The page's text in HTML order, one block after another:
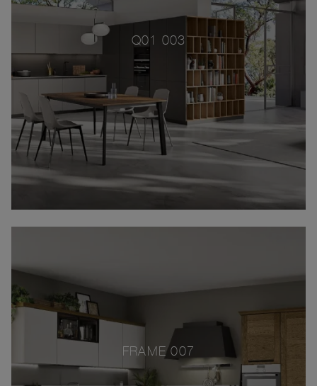
Q01 003
FRAME 007